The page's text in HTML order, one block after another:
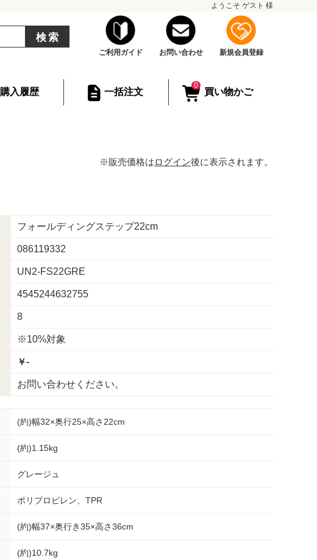
ようこそ ゲスト 様
検索
ご利用ガイド お問い合わせ 新規会員登録
購入履歴 一括注文
0
買い物かご
※販売価格はログイン後に表示されます。
フォールディングステップ22cm
086119332
UN2-FS22GRE
4545244632755
8
※10%対象
￥-
お問い合わせください。
(約)幅32×奥行25×高さ22cm
(約)1.15kg
グレージュ
ポリプロピレン、TPR
(約)幅37×奥行き35×高さ36cm
(約)10.7kg